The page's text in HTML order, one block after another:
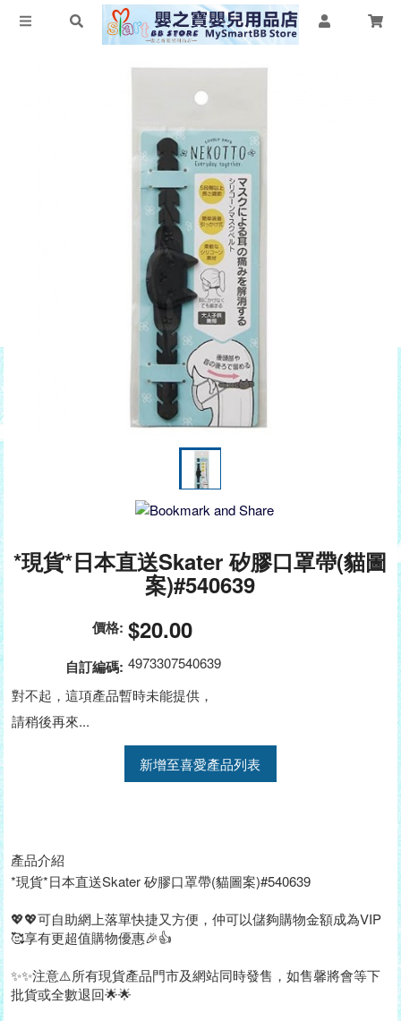
*現貨*日本直送Skater 矽膠口罩帶(貓圖
案)#540639
價格: $20.00
自訂編碼: 4973307540639
對不起，這項產品暫時未能提供，
請稍後再來...
新增至喜愛產品列表
產品介紹
*現貨*日本直送Skater 矽膠口罩帶(貓圖案)#540639
💖💖可自助網上落單快捷又方便，仲可以儲夠購物金額成為VIP
🥰享有更超值購物優惠🎉👍
✨✨注意⚠️所有現貨產品門市及網站同時發售，如售馨將會等下
批貨或全數退回🌟🌟